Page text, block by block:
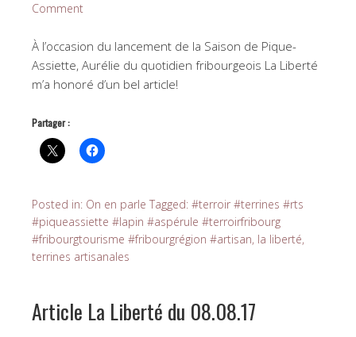
Comment
À l’occasion du lancement de la Saison de Pique-
Assiette, Aurélie du quotidien fribourgeois La Liberté
m’a honoré d’un bel article!
Partager :
Posted in: On en parle Tagged: #terroir #terrines #rts
#piqueassiette #lapin #aspérule #terroirfribourg
#fribourgtourisme #fribourgrégion #artisan, la liberté,
terrines artisanales
Article La Liberté du 08.08.17